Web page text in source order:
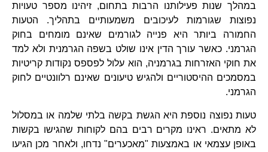
במהלך שנות פעילותנו הרבות בתחום, זיהינו מספר טעויות
נפוצות שגורמות לעיכובים משמעותיים בתהליך. הטעות
החמורה ביותר היא פנייה לגורמים שאינם מומחים בחוק
הגרמני. כאשר עורך הדין אינו שולט בשפה הגרמנית ולא למד
את חוקי האזרחות בגרמניה, הוא עלול לפספס נקודות קריטיות
במסמכים ההיסטוריים ולהגיש טיעונים שאינם רלוונטיים לחוק
הגרמני.
טעות נפוצה נוספת היא הגשת בקשה בלתי שלמה או במסלול
לא מתאים. ראינו מקרים רבים בהם לקוחות שהגישו בקשות
באופן עצמאי או באמצעות "מאכערים" נדחו, ולאחר מכן הגיעו